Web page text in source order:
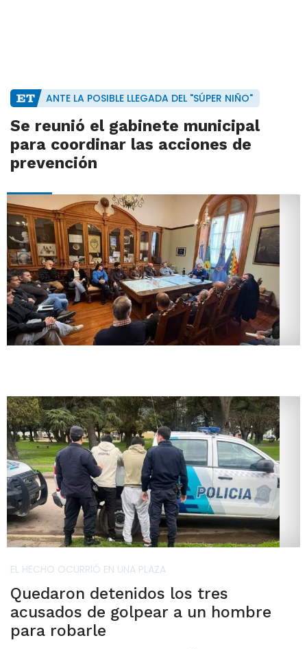
ANTE LA POSIBLE LLEGADA DEL "SÚPER NIÑO"
Se reunió el gabinete municipal
para coordinar las acciones de
prevención
EL HECHO OCURRIÓ EN UNA PLAZA
Quedaron detenidos los tres
acusados de golpear a un hombre
para robarle